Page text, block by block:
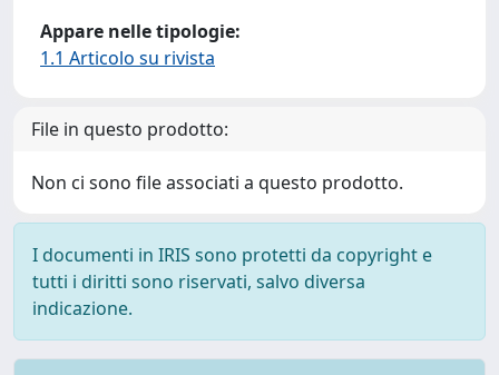
Appare nelle tipologie:
1.1 Articolo su rivista
File in questo prodotto:
Non ci sono file associati a questo prodotto.
I documenti in IRIS sono protetti da copyright e
tutti i diritti sono riservati, salvo diversa
indicazione.